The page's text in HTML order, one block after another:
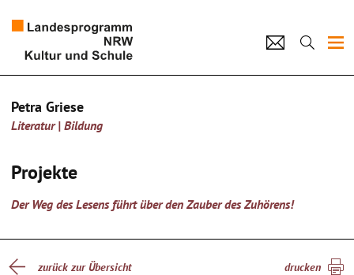
Künstlerpool
Schulen
Kultur und Schule
home Impressum Datenschutz Kontakt
Petra Griese
Literatur | Bildung
Projekte
Der Weg des Lesens führt über den Zauber des Zuhörens!
zurück zur Übersicht drucken